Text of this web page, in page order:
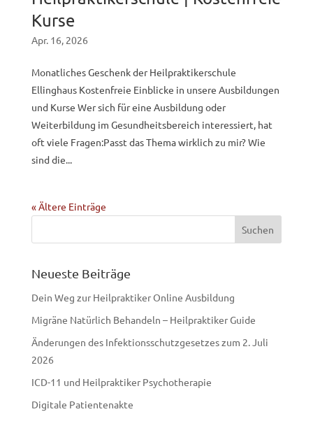
Kurse
Apr. 16, 2026
Monatliches Geschenk der Heilpraktikerschule
Ellinghaus Kostenfreie Einblicke in unsere Ausbildungen
und Kurse Wer sich für eine Ausbildung oder
Weiterbildung im Gesundheitsbereich interessiert, hat
oft viele Fragen:Passt das Thema wirklich zu mir? Wie
sind die...
« Ältere Einträge
Neueste Beiträge
Dein Weg zur Heilpraktiker Online Ausbildung
Migräne Natürlich Behandeln – Heilpraktiker Guide
Änderungen des Infektionsschutzgesetzes zum 2. Juli
2026
ICD-11 und Heilpraktiker Psychotherapie
Digitale Patientenakte